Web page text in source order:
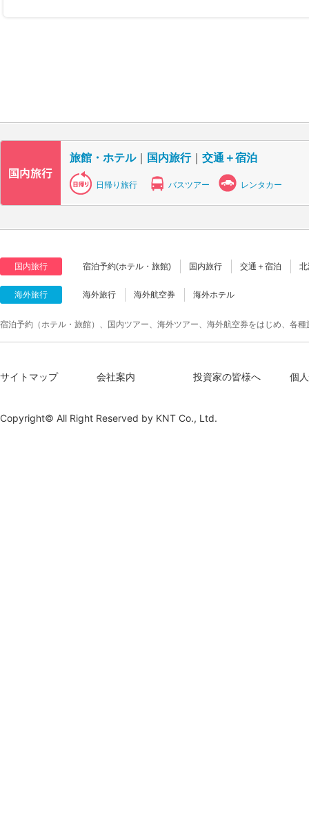
旅館・ホテル｜ 国内旅行｜ 交通＋宿泊
日帰り旅行 バスツアー レンタカー
国内旅行 宿泊予約(ホテル・旅館) 国内旅行 交通＋宿泊
海外旅行 海外旅行 海外航空券 海外ホテル
宿泊予約（ホテル・旅館）、国内ツアー、海外ツアー、海外航空券をはじめ、各
サイトマップ 会社案内 投資家の皆様へ 個
Copyright© All Right Reserved by KNT Co., Ltd.